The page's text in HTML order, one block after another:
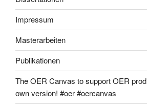
Impressum
Masterarbeiten
Publikationen
The OER Canvas to support OER
own version! #oer #oercanvas